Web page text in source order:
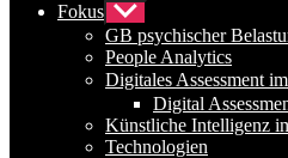
Fokus Untermenü
anzeigen
GB psychischer
People Analytics
Digitales Assessment
Digital
Künstliche Intelligenz
Technologien